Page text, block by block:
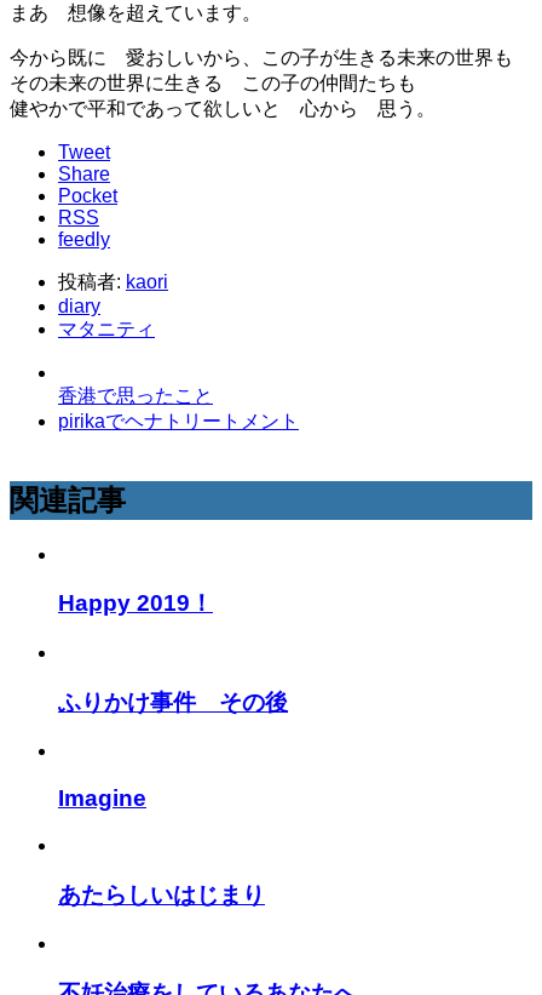
まあ 想像を超えています。
今から既に 愛おしいから、この子が生きる未来の世界も
その未来の世界に生きる この子の仲間たちも
健やかで平和であって欲しいと 心から 思う。
Tweet
Share
Pocket
RSS
feedly
投稿者: kaori
diary
マタニティ
香港で思ったこと
pirikaでヘナトリートメント
関連記事
Happy 2019！
ふりかけ事件 その後
Imagine
あたらしいはじまり